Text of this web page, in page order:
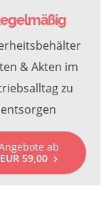
& Akten im
zu
entsorgen
ab
EUR 59,00